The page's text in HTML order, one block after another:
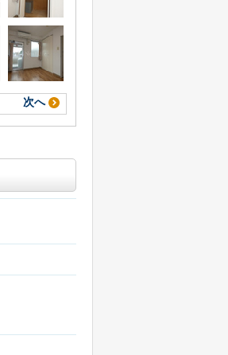
次へ